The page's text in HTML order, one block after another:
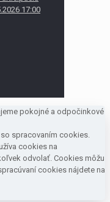
17:00
spracovaním cookies.
cookies na
odvolať. Cookies môžu
cookies nájdete na